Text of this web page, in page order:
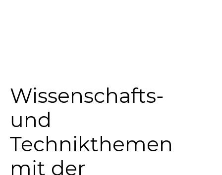
Wissenschafts-
und
Technikthemen
mit der